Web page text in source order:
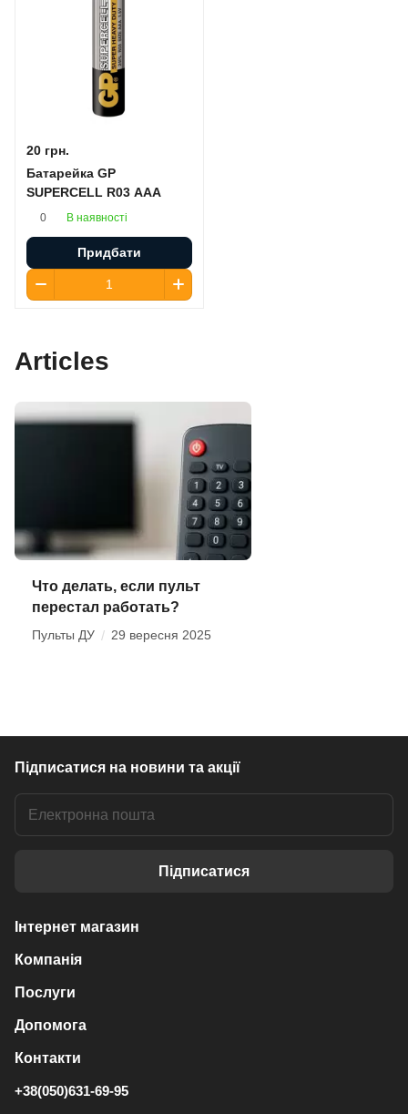
20 грн.
Батарейка GP
SUPERCELL R03 AAA
0 В наявності
Придбати
Articles
Что делать, если пульт
перестал работать?
Пульты ДУ / 29 вересня 2025
Підписатися на новини та акції
Підписатися
Інтернет магазин
Компанія
Послуги
Допомога
Контакти
+38(050)631-69-95